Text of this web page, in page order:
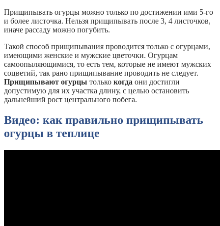
Прищипывать огурцы можно только по достижении ими 5-го
и более листочка. Нельзя прищипывать после 3, 4 листочков,
иначе рассаду можно погубить.
Такой способ прищипывания проводится только с огурцами,
имеющими женские и мужские цветочки. Огурцам
самоопыляющимися, то есть тем, которые не имеют мужских
соцветий, так рано прищипывание проводить не следует.
Прищипывают огурцы только когда они достигли
допустимую для их участка длину, с целью остановить
дальнейший рост центрального побега.
Видео: как правильно прищипывать
огурцы в теплице